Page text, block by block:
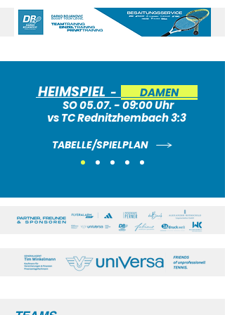
HEIMSPIEL -
DAMEN
SO 05.07. - 09:00 Uhr
vs TC Rednitzhembach 3:3
TABELLE/SPIELPLAN